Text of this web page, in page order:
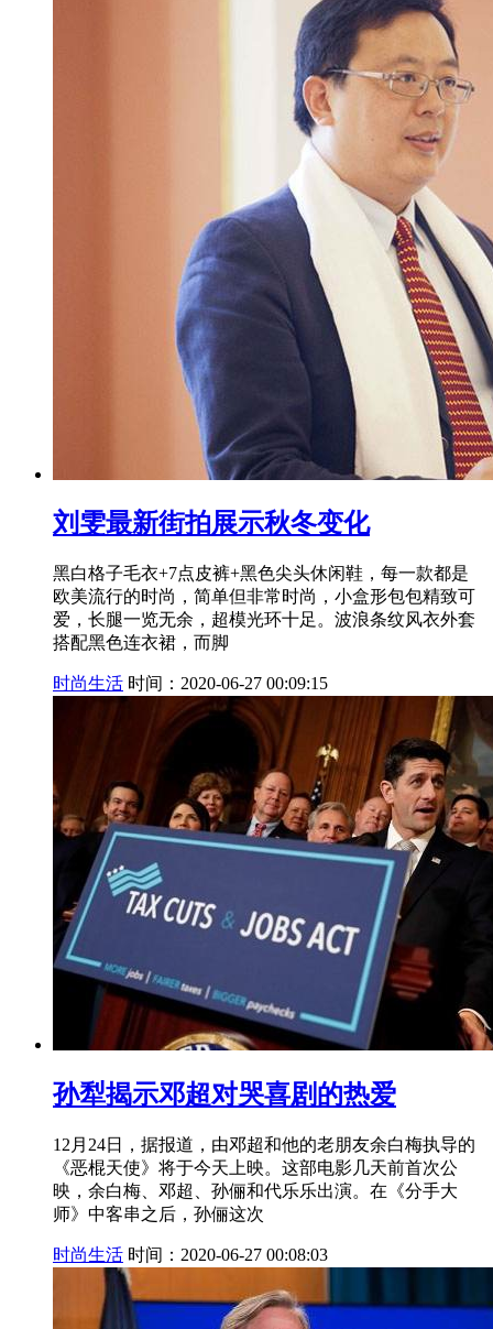
刘雯最新街拍展示秋冬变化
黑白格子毛衣+7点皮裤+黑色尖头休闲鞋，每一款都是
欧美流行的时尚，简单但非常时尚，小盒形包包精致可
爱，长腿一览无余，超模光环十足。波浪条纹风衣外套
搭配黑色连衣裙，而脚
时尚生活 时间：2020-06-27 00:09:15
孙犁揭示邓超对哭喜剧的热爱
12月24日，据报道，由邓超和他的老朋友余白梅执导的
《恶棍天使》将于今天上映。这部电影几天前首次公
映，余白梅、邓超、孙俪和代乐乐出演。在《分手大
师》中客串之后，孙俪这次
时尚生活 时间：2020-06-27 00:08:03